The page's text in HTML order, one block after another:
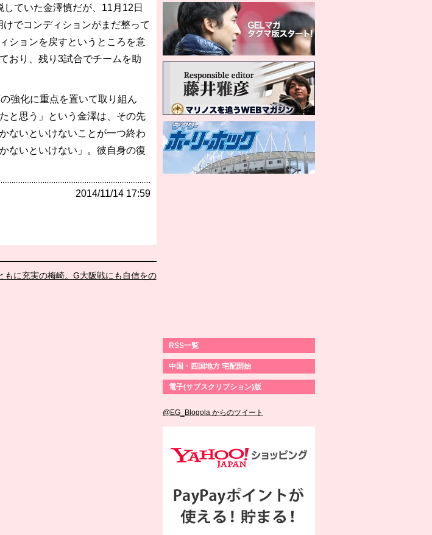
ていた金澤慎だが、11月12日
でコンディションがまだ整って
ションを戻すというところを意
おり、残り3試合でチームを助
強化に重点を置いて取り組ん
と思う」という金澤は、その先
ないといけないことが一つ終わ
ないといけない」。彼自身の復
2014/11/14 17:59
もに充実の梅崎。G大阪戦にも自信をの
RSS一覧
中国・四国地方 宅配開始
電子(サブスクリプション)版
@EG_Blogola からのツイート